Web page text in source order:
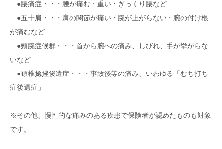
●腰痛症・・・腰が痛む・重い・ぎっくり腰など
●五十肩・・・肩の関節が痛い・腕が上がらない・腕の付け根
が痛むなど
●頸腕症候群・・・首から腕への痛み、しびれ、手が挙がらな
いなど
●頚椎捻挫後遺症・・・事故後等の痛み、いわゆる「むち打ち
症後遺症」
※その他、慢性的な痛みのある疾患で保険者が認めたものも対象
です。